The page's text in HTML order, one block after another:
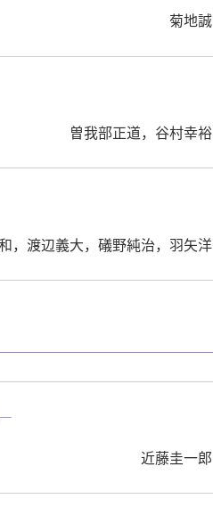
菊地誠
曽我部正道，谷村幸裕
，渡辺義大，礒野純治，羽矢洋
近藤圭一郎